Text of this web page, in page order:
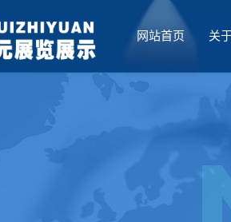
网站首页 关